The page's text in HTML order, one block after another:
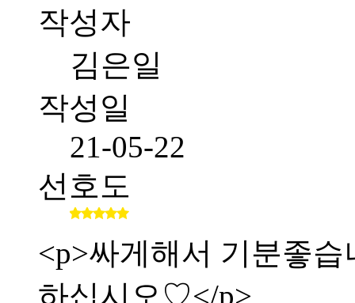
작성자
김은일
작성일
21-05-22
선호도
<p>싸게해서 기분좋습
하십시오♡</p>